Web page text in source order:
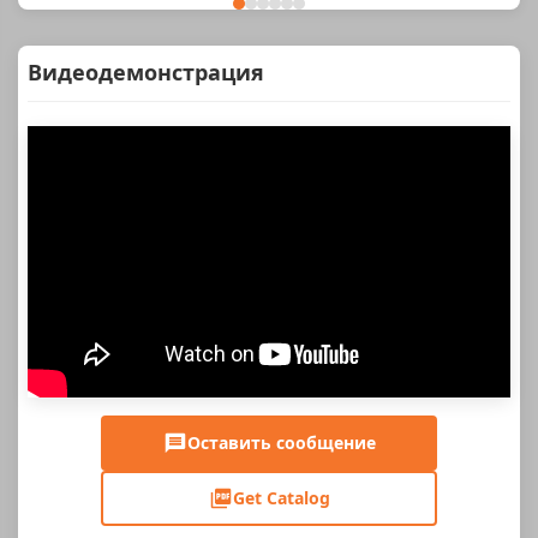
Видеодемонстрация
Оставить сообщение
Get Catalog